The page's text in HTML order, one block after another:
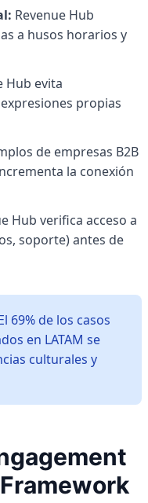
Revenue Hub
a husos horarios y
Hub evita
propias
de empresas B2B
la conexión
Hub verifica acceso a
soporte) antes de
69% de los casos
en LATAM se
culturales y